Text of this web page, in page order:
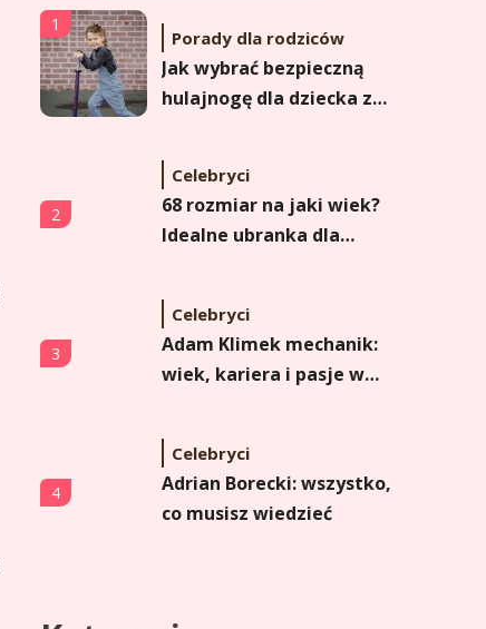
1
Porady dla rodziców
Jak wybrać bezpieczną
hulajnogę dla dziecka z
2
Celebryci
68 rozmiar na jaki wiek?
Idealne ubranka dla
3
Celebryci
Adam Klimek mechanik:
wiek, kariera i pasje w
4
Celebryci
Adrian Borecki: wszystko,
co musisz wiedzieć
Agata Adamek wiek: ile